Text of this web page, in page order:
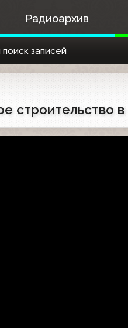
Радиоархив
записей
строительство в